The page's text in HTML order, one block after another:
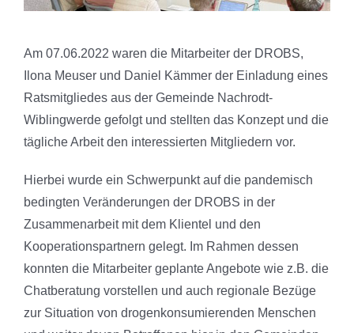
Am 07.06.2022 waren die Mitarbeiter der DROBS,
Ilona Meuser und Daniel Kämmer der Einladung eines
Ratsmitgliedes aus der Gemeinde Nachrodt-
Wiblingwerde gefolgt und stellten das Konzept und die
tägliche Arbeit den interessierten Mitgliedern vor.
Hierbei wurde ein Schwerpunkt auf die pandemisch
bedingten Veränderungen der DROBS in der
Zusammenarbeit mit dem Klientel und den
Kooperationspartnern gelegt. Im Rahmen dessen
konnten die Mitarbeiter geplante Angebote wie z.B. die
Chatberatung vorstellen und auch regionale Bezüge
zur Situation von drogenkonsumierenden Menschen